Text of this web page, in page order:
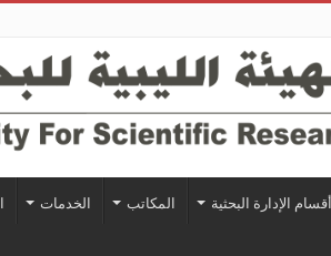
أقسام الإدارة البحثية المكاتب الخدمات